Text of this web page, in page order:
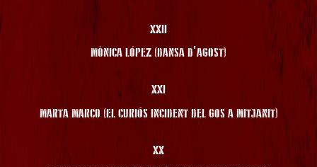
XXII
MÒNICA LÓPEZ (DANSA D’AGOST)
XXI
MARTA MARCO (EL CURIÓS INCIDENT DEL GOS A MITJANIT)
XX